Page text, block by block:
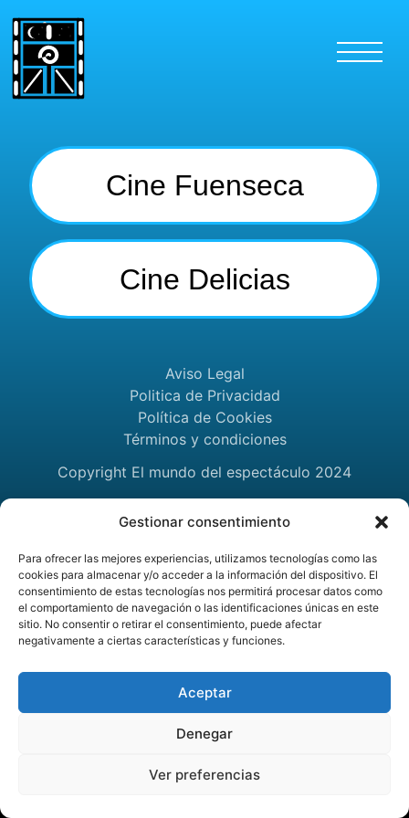
Gestionar consentimiento
Para ofrecer las mejores experiencias, utilizamos tecnologías como las
cookies para almacenar y/o acceder a la información del dispositivo. El
consentimiento de estas tecnologías nos permitirá procesar datos como
el comportamiento de navegación o las identificaciones únicas en este
sitio. No consentir o retirar el consentimiento, puede afectar
negativamente a ciertas características y funciones.
Aceptar
Denegar
Ver preferencias
Cine Fuenseca
Cine Delicias
Aviso Legal
Politica de Privacidad
Política de Cookies
Términos y condiciones
Copyright El mundo del espectáculo 2024